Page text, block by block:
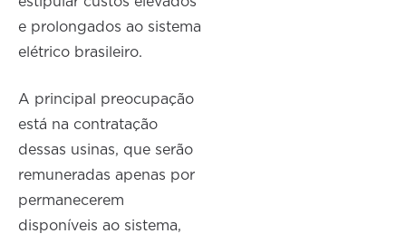
e prolongados ao sistema
elétrico brasileiro.
A principal preocupação
está na contratação
dessas usinas, que serão
remuneradas apenas por
permanecerem
disponíveis ao sistema,